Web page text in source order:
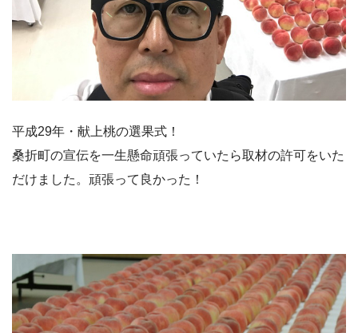
平成29年・献上桃の選果式！
桑折町の宣伝を一生懸命頑張っていたら取材の許可をいた
だけました。頑張って良かった！